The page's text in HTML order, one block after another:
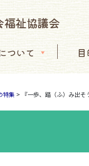
福祉協議会
ーション
ついて
特集 > 『一歩、踏（ふ）み出そ